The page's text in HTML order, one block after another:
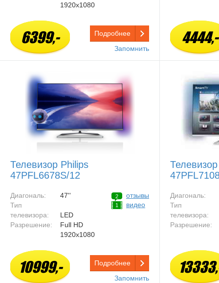
1920x1080
6399,-
Подробнее
Запомнить
4444,-
Телевизор Philips
47PFL6678S/12
Диагональ:
47''
Тип
телевизора:
LED
Разрешение:
Full HD
1920x1080
2 отзывы
1 видео
10999,-
Подробнее
Запомнить
Диагональ:
Тип
телевизора:
Разрешение: